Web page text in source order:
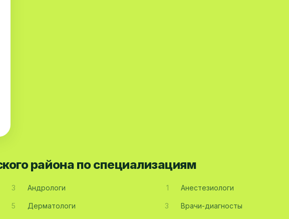
района по специализациям
3 Андрологи 1 Анестезиологи
5 Дерматологи 3 Врачи-диагносты